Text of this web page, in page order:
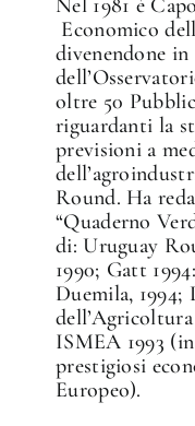
Nel 1981 è
Economico
divenendone
oltre 50
riguardanti la
previsioni a
Round. Ha
“Quaderno
di: Uruguay
1990; Gatt
Duemila, 1994;
ISMEA 1993
prestigiosi
Europeo).